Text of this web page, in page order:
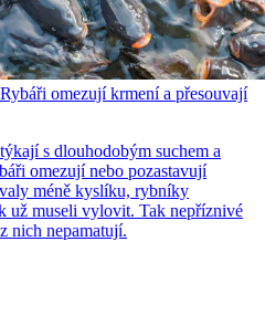
omezují krmení a přesouvají
s dlouhodobým suchem a
omezují nebo pozastavují
méně kyslíku, rybníky
už museli vylovit. Tak nepříznivé
nich nepamatují.